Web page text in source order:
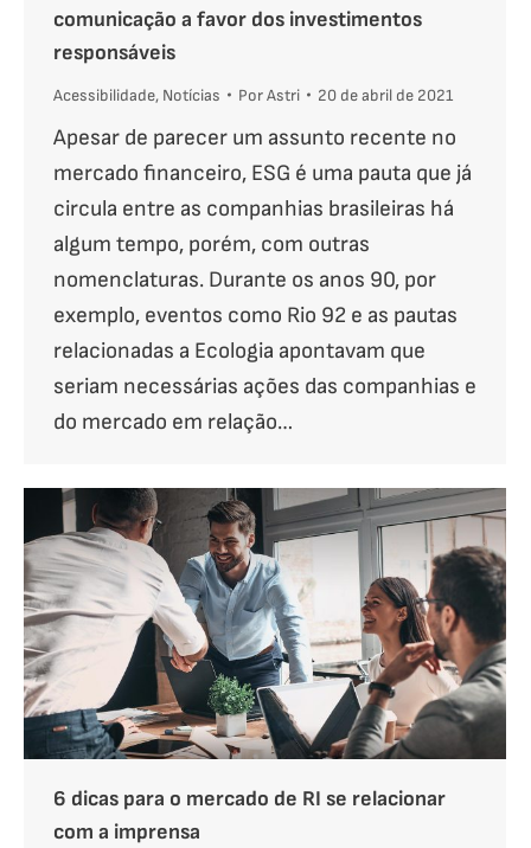
comunicação a favor dos investimentos
responsáveis
Acessibilidade, Notícias PorAstri 20 de abril de 2021
Apesar de parecer um assunto recente no
mercado financeiro, ESG é uma pauta que já
circula entre as companhias brasileiras há
algum tempo, porém, com outras
nomenclaturas. Durante os anos 90, por
exemplo, eventos como Rio 92 e as pautas
relacionadas a Ecologia apontavam que
seriam necessárias ações das companhias e
do mercado em relação…
6 dicas para o mercado de RI se relacionar
com a imprensa